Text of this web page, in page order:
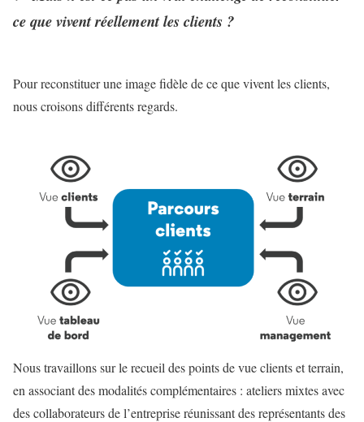
ce que vivent réellement les clients ?
Pour reconstituer une image fidèle de ce que vivent les clients,
nous croisons différents regards.
Nous travaillons sur le recueil des points de vue clients et terrain,
en associant des modalités complémentaires : ateliers mixtes avec
des collaborateurs de l’entreprise réunissant des représentants des